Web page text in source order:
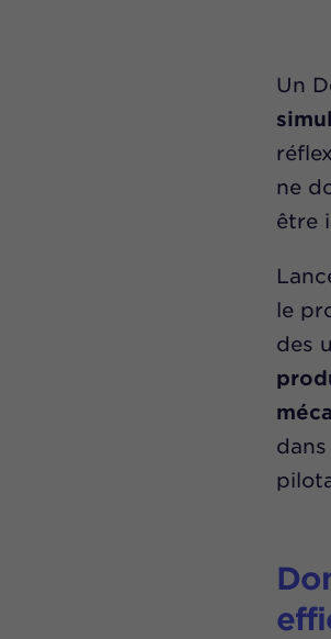
Un
ne
être
le
des